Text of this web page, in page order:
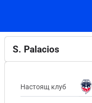
S. Palacios
Настоящ клуб